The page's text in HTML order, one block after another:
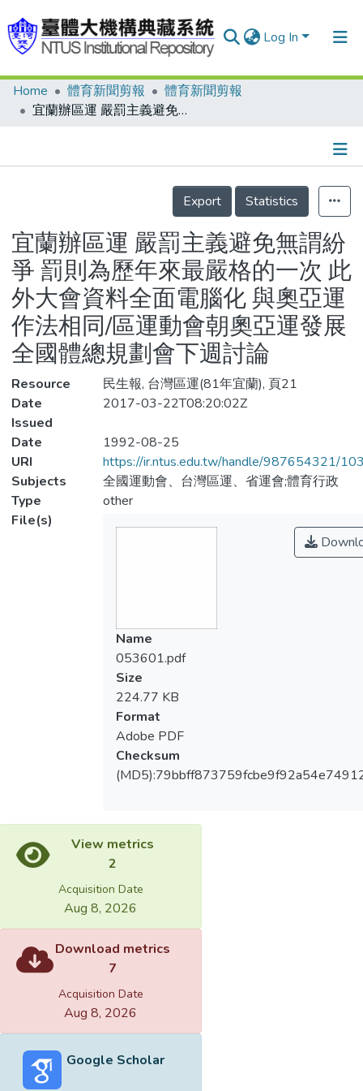
Log In
Communities & Collections
Statistics
Home 體育新聞剪報
體育新聞剪報
宜蘭辦區運 嚴罰主義避免無謂紛爭 罰則為歷年來最嚴格的一次 此外大會資料全面電腦化 與奧亞運作法相同/區運動會朝奧亞運發展 全國體總規劃會下週討論
Details
Export
Statistics
宜蘭辦區運 嚴罰主義避免無謂紛
爭 罰則為歷年來最嚴格的一次 此
外大會資料全面電腦化 與奧亞運
作法相同/區運動會朝奧亞運發展
全國體總規劃會下週討論
Resource
民生報, 台灣區運(81年宜蘭), 頁21
Date
Issued
2017-03-22T08:20:02Z
Date
1992-08-25
URI
https://ir.ntus.edu.tw/handle/987654321/
Subjects
全國運動會、台灣區運、省運會;體育行政
Type
other
File(s)
Name
053601.pdf
Size
224.77 KB
Format
Adobe PDF
Checksum
View metrics
2
Acquisition Date
Aug 8, 2026
Download metrics
7
Acquisition Date
Aug 8, 2026
Google Scholar